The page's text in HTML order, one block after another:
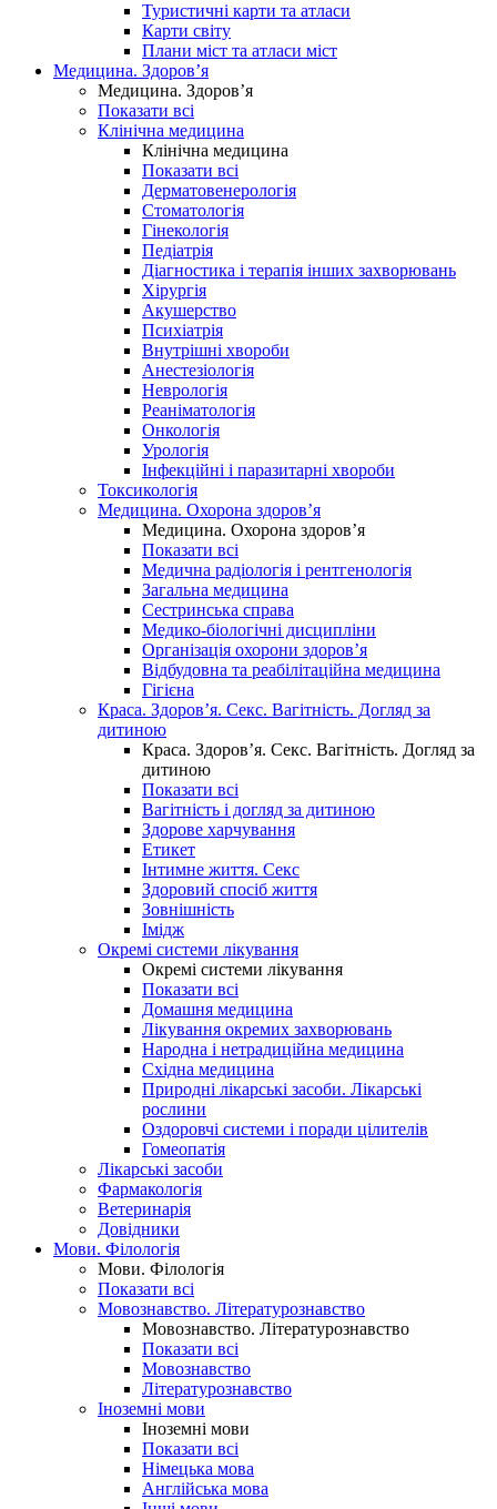
Туристичні карти та атласи
Карти світу
Плани міст та атласи міст
Медицина. Здоров’я
Медицина. Здоров’я
Показати всі
Клінічна медицина
Клінічна медицина
Показати всі
Дерматовенерологія
Стоматологія
Гінекологія
Педіатрія
Діагностика і терапія інших захворювань
Хірургія
Акушерство
Психіатрія
Внутрішні хвороби
Анестезіологія
Неврологія
Реаніматологія
Онкологія
Урологія
Інфекційні і паразитарні хвороби
Токсикологія
Медицина. Охорона здоров’я
Медицина. Охорона здоров’я
Показати всі
Медична радіологія і рентгенологія
Загальна медицина
Сестринська справа
Медико-біологічні дисципліни
Організація охорони здоров’я
Відбудовна та реабілітаційна медицина
Гігієна
Краса. Здоров’я. Секс. Вагітність. Догляд за
дитиною
Краса. Здоров’я. Секс. Вагітність. Догляд за
дитиною
Показати всі
Вагітність і догляд за дитиною
Здорове харчування
Етикет
Інтимне життя. Секс
Здоровий спосіб життя
Зовнішність
Імідж
Окремі системи лікування
Окремі системи лікування
Показати всі
Домашня медицина
Лікування окремих захворювань
Народна і нетрадиційна медицина
Східна медицина
Природні лікарські засоби. Лікарські
рослини
Оздоровчі системи і поради цілителів
Гомеопатія
Лікарські засоби
Фармакологія
Ветеринарія
Довідники
Мови. Філологія
Мови. Філологія
Показати всі
Мовознавство. Літературознавство
Мовознавство. Літературознавство
Показати всі
Мовознавство
Літературознавство
Іноземні мови
Іноземні мови
Показати всі
Німецька мова
Англійська мова